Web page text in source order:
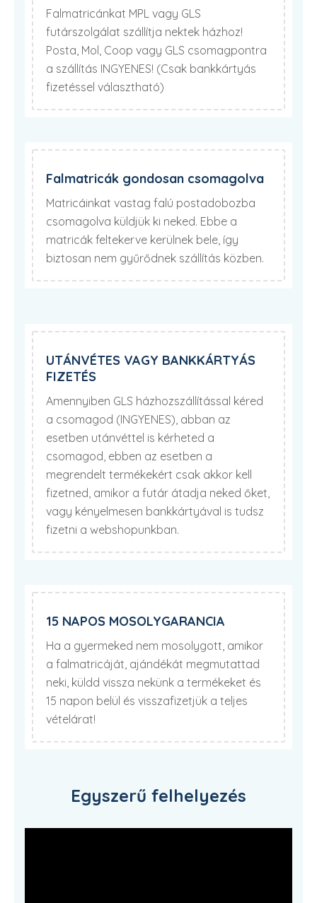
Falmatricánkat MPL vagy GLS
futárszolgálat szállítja nektek házhoz!
Posta, Mol, Coop vagy GLS csomagpontra
a szállítás INGYENES! (Csak bankkártyás
fizetéssel választható)
Falmatricák gondosan csomagolva
Matricáinkat vastag falú postadobozba
csomagolva küldjük ki neked. Ebbe a
matricák feltekerve kerülnek bele, így
biztosan nem gyűrődnek szállítás közben.
UTÁNVÉTES VAGY BANKKÁRTYÁS
FIZETÉS
Amennyiben GLS házhozszállítással kéred
a csomagod (INGYENES), abban az
esetben utánvéttel is kérheted a
csomagod, ebben az esetben a
megrendelt termékekért csak akkor kell
fizetned, amikor a futár átadja neked őket,
vagy kényelmesen bankkártyával is tudsz
fizetni a webshopunkban.
15 NAPOS MOSOLYGARANCIA
Ha a gyermeked nem mosolygott, amikor
a falmatricáját, ajándékát megmutattad
neki, küldd vissza nekünk a termékeket és
15 napon belül és visszafizetjük a teljes
vételárat!
Egyszerű felhelyezés